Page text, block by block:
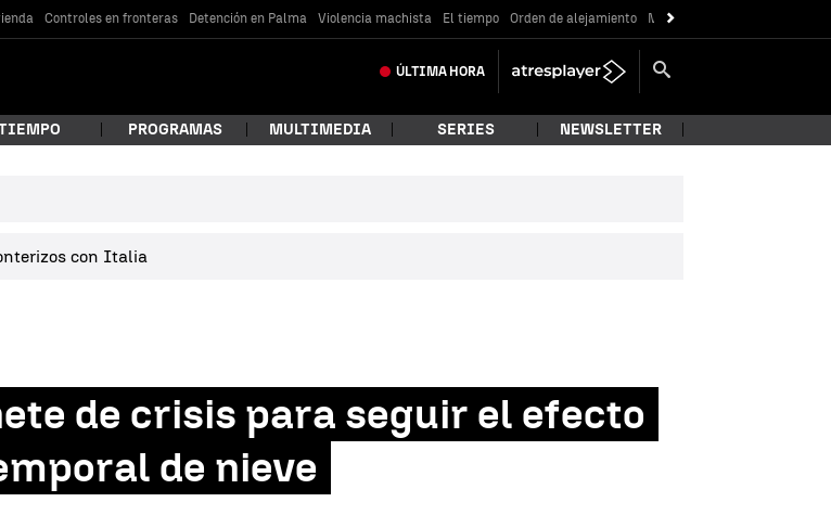
Controles en fronteras Detención en Palma Violencia machista El tiempo Orden de alejamiento Messi
ÚLTIMA HORA
PROGRAMAS MULTIMEDIA SERIES NEWSLETTER
con Italia
de crisis para seguir el efecto
de nieve